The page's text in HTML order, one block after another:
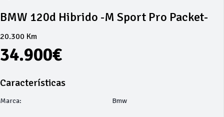
BMW 120d Hibrido -M Sport Pro Packet-
20.300 Km
34.900€
Características
Marca: Bmw